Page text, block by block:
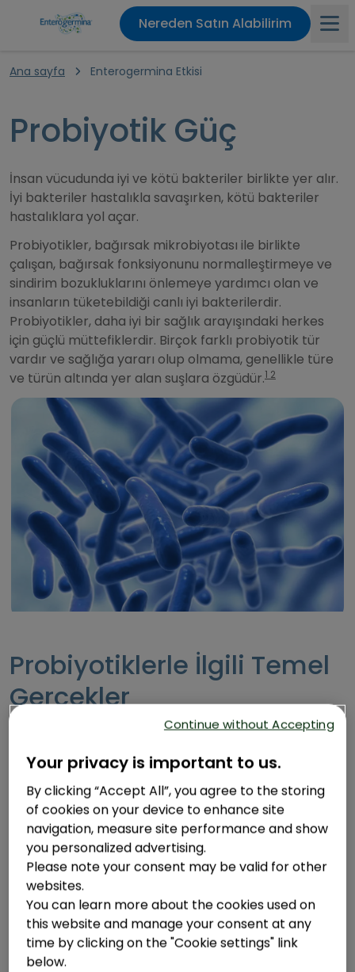
Nereden Satın Alabilirim
Ana sayfa
Ürünler
Enterogermina Etkisi
Bağırsak Problemleri
Bağırsak Sağlığı
Değerlerimiz
Ana sayfa Enterogermina Etkisi
Probiyotik Güç
İnsan vücudunda iyi ve kötü bakteriler birlikte yer alır.
İyi bakteriler hastalıkla savaşırken, kötü bakteriler
hastalıklara yol açar.
Probiyotikler, bağırsak mikrobiyotası ile birlikte
çalışan, bağırsak fonksiyonunu normalleştirmeye ve
sindirim bozukluklarını önlemeye yardımcı olan ve
insanların tüketebildiği canlı iyi bakterilerdir.
Probiyotikler, daha iyi bir sağlık arayışındaki herkes
için güçlü müttefiklerdir. Birçok farklı probiyotik tür
vardır ve sağlığa yararı olup olmama, genellikle türe
ve türün altında yer alan suşlara özgüdür.1 2
Probiyotiklerle İlgili Temel
Gerçekler
diğerleri günlük takviye olarak alınabilmektedir.
probiyotiklerin sağlayabileceğini öğrenmeye
başlayın.3
Probiyotikler Ne Yapar?
Your privacy is important to us.
By clicking “Accept All”, you agree to the storing
of cookies on your device to enhance site
navigation, measure site performance and show
you personalized advertising.
Please note your consent may be valid for other
websites.
You can learn more about the cookies used on
this website and manage your consent at any
time by clicking on the "Cookie settings" link
below.
Continue without Accepting